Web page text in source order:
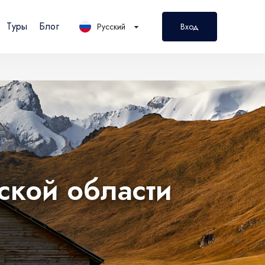
Туры Блог Русский Вход
области
PL
Polski